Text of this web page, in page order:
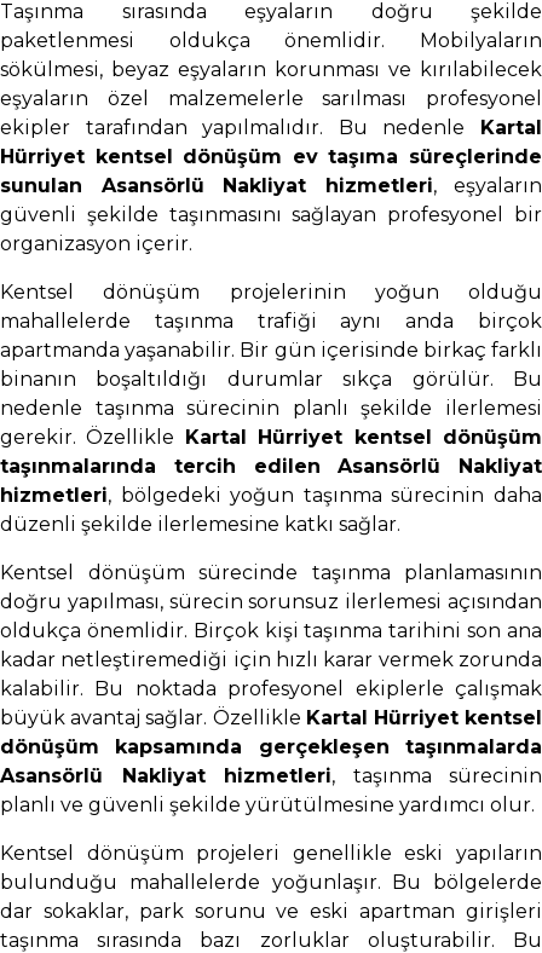
Taşınma sırasında eşyaların doğru şekilde
paketlenmesi oldukça önemlidir. Mobilyaların
sökülmesi, beyaz eşyaların korunması ve kırılabilecek
eşyaların özel malzemelerle sarılması profesyonel
ekipler tarafından yapılmalıdır. Bu nedenle Kartal
Hürriyet kentsel dönüşüm ev taşıma süreçlerinde
sunulan Asansörlü Nakliyat hizmetleri, eşyaların
güvenli şekilde taşınmasını sağlayan profesyonel bir
organizasyon içerir.
Kentsel dönüşüm projelerinin yoğun olduğu
mahallelerde taşınma trafiği aynı anda birçok
apartmanda yaşanabilir. Bir gün içerisinde birkaç farklı
binanın boşaltıldığı durumlar sıkça görülür. Bu
nedenle taşınma sürecinin planlı şekilde ilerlemesi
gerekir. Özellikle Kartal Hürriyet kentsel dönüşüm
taşınmalarında tercih edilen Asansörlü Nakliyat
hizmetleri, bölgedeki yoğun taşınma sürecinin daha
düzenli şekilde ilerlemesine katkı sağlar.
Kentsel dönüşüm sürecinde taşınma planlamasının
doğru yapılması, sürecin sorunsuz ilerlemesi açısından
oldukça önemlidir. Birçok kişi taşınma tarihini son ana
kadar netleştiremediği için hızlı karar vermek zorunda
kalabilir. Bu noktada profesyonel ekiplerle çalışmak
büyük avantaj sağlar. Özellikle Kartal Hürriyet kentsel
dönüşüm kapsamında gerçekleşen taşınmalarda
Asansörlü Nakliyat hizmetleri, taşınma sürecinin
planlı ve güvenli şekilde yürütülmesine yardımcı olur.
Kentsel dönüşüm projeleri genellikle eski yapıların
bulunduğu mahallelerde yoğunlaşır. Bu bölgelerde
dar sokaklar, park sorunu ve eski apartman girişleri
taşınma sırasında bazı zorluklar oluşturabilir. Bu